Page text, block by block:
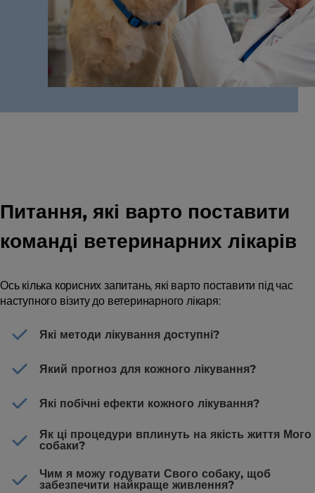
Питання, які варто поставити
команді ветеринарних лікарів
Ось кілька корисних запитань, які варто поставити під час
наступного візиту до ветеринарного лікаря:
Які методи лікування доступні?
Який прогноз для кожного лікування?
Які побічні ефекти кожного лікування?
Як ці процедури вплинуть на якість життя Мого
собаки?
Чим я можу годувати Свого собаку, щоб
забезпечити найкраще живлення?